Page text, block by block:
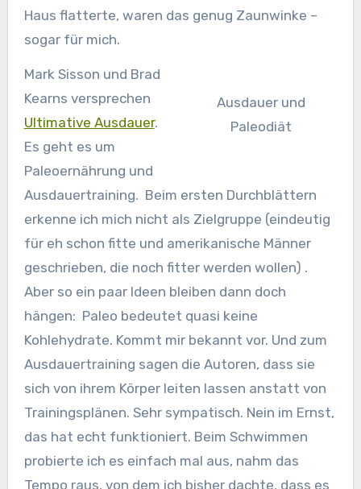
Haus flatterte, waren das genug Zaunwinke –
sogar für mich.
Ausdauer und
Paleodiät
Mark Sisson und Brad
Kearns versprechen
Ultimative Ausdauer.
Es geht es um
Paleoernährung und
Ausdauertraining. Beim ersten Durchblättern
erkenne ich mich nicht als Zielgruppe (eindeutig
für eh schon fitte und amerikanische Männer
geschrieben, die noch fitter werden wollen) .
Aber so ein paar Ideen bleiben dann doch
hängen: Paleo bedeutet quasi keine
Kohlehydrate. Kommt mir bekannt vor. Und zum
Ausdauertraining sagen die Autoren, dass sie
sich von ihrem Körper leiten lassen anstatt von
Trainingsplänen. Sehr sympatisch. Nein im Ernst,
das hat echt funktioniert. Beim Schwimmen
probierte ich es einfach mal aus, nahm das
Tempo raus, von dem ich bisher dachte, dass es